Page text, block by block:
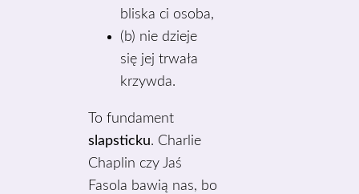
bliska ci osoba,
(b) nie dzieje
się jej trwała
krzywda.
To fundament
slapsticku. Charlie
Chaplin czy Jaś
Fasola bawią nas, bo